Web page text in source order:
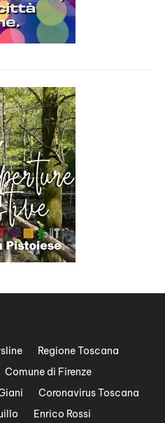
Regione Toscana
Comune di Firenze
Coronavirus Toscana
Enrico Rossi